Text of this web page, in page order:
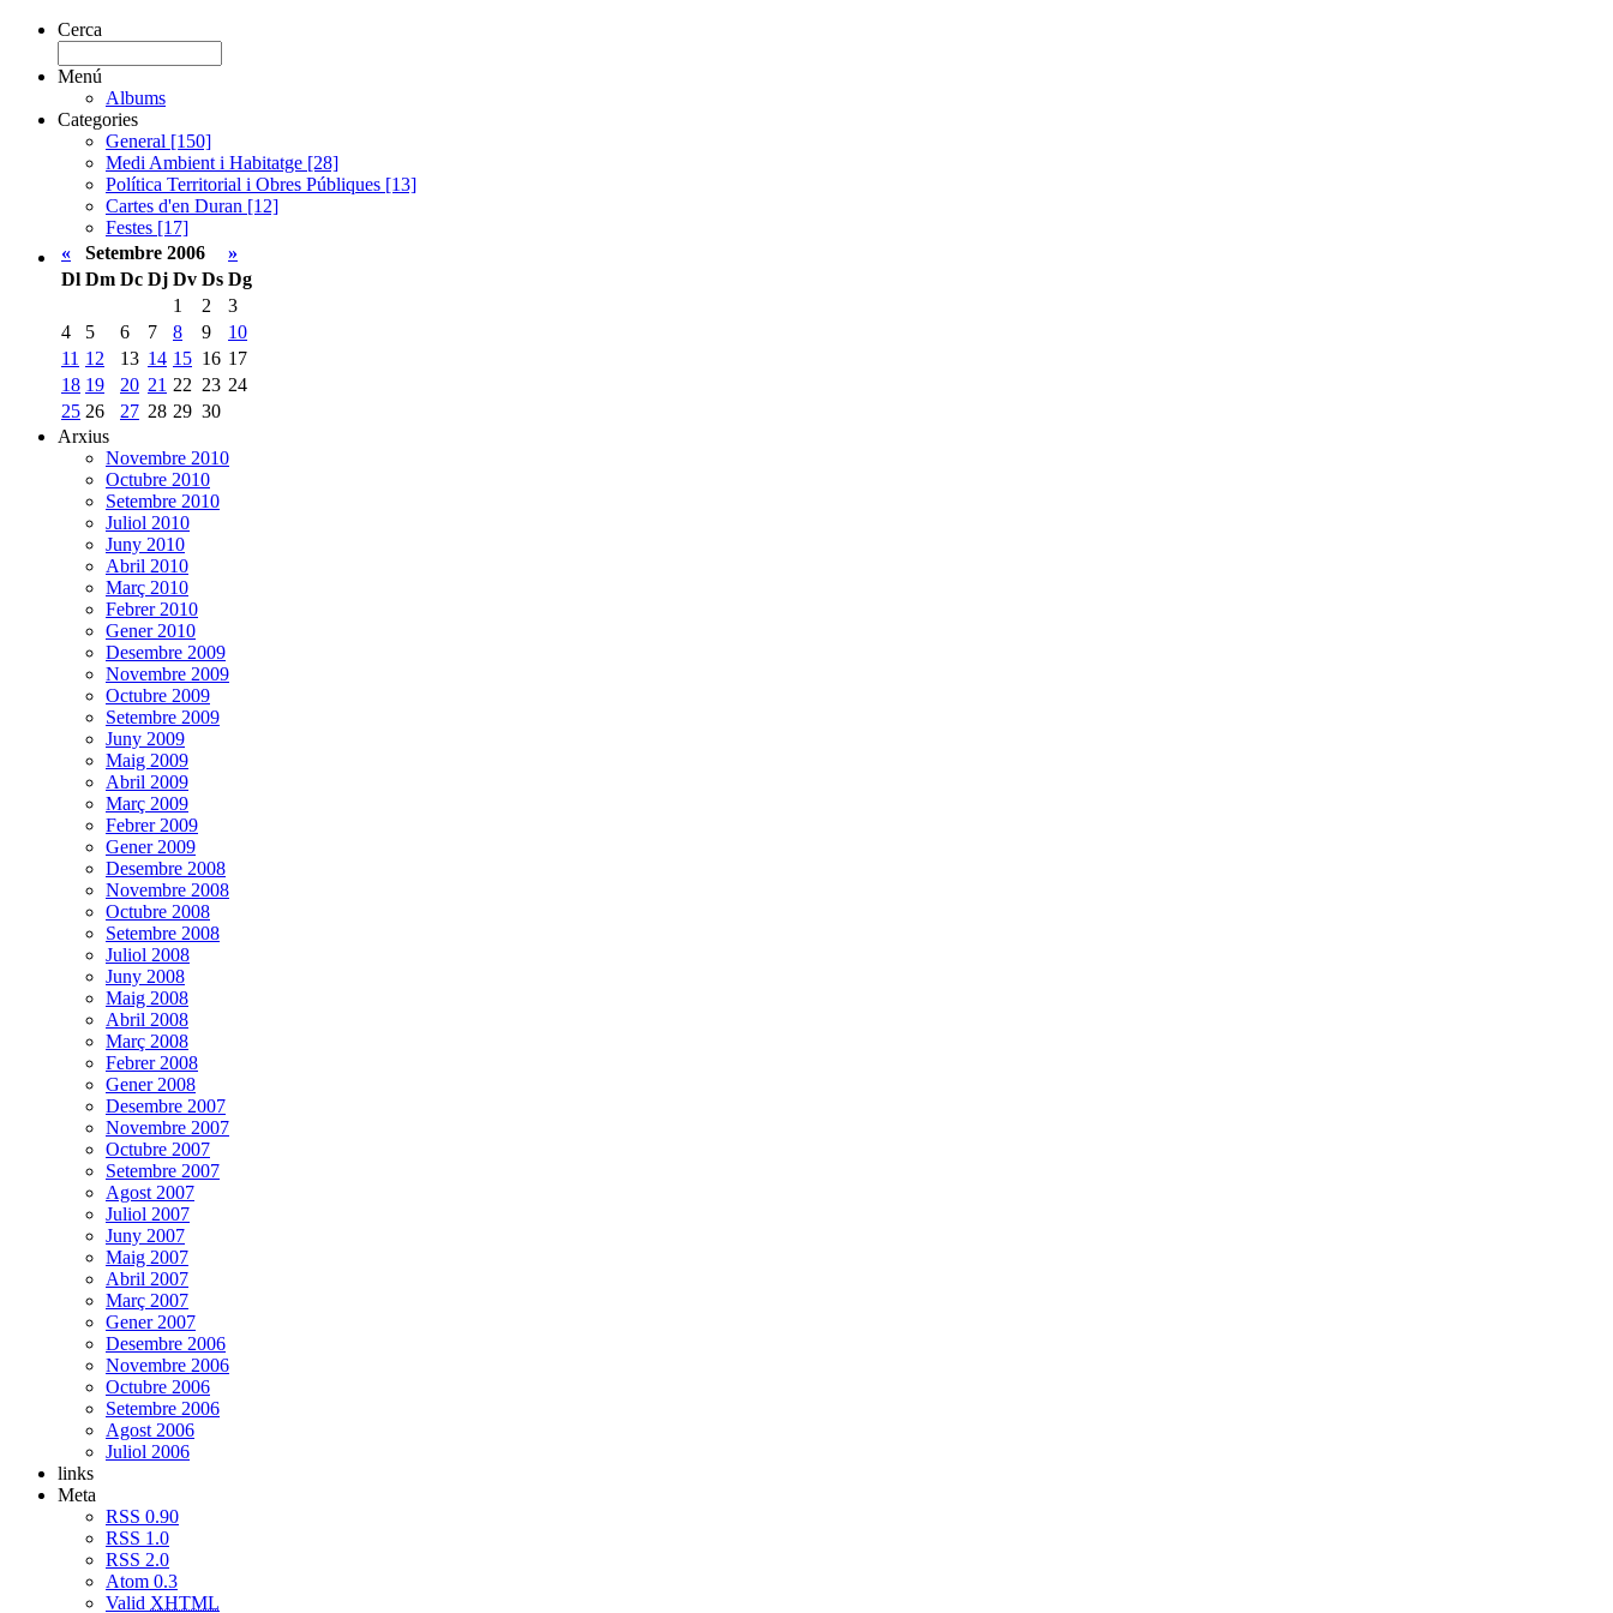
Cerca
Menú
Albums
Categories
General [150]
Medi Ambient i Habitatge [28]
Política Territorial i Obres Públiques [13]
Cartes d'en Duran [12]
Festes [17]
«
Setembre 2006
»
Dl Dm Dc Dj Dv Ds Dg
1
2
3
4
5 6 7 8 9
10
11 12 13 14 15 16 17
18 19 20 21 22 23 24
25 26 27 28 29 30
Arxius
Novembre 2010
Octubre 2010
Setembre 2010
Juliol 2010
Juny 2010
Abril 2010
Març 2010
Febrer 2010
Gener 2010
Desembre 2009
Novembre 2009
Octubre 2009
Setembre 2009
Juny 2009
Maig 2009
Abril 2009
Març 2009
Febrer 2009
Gener 2009
Desembre 2008
Novembre 2008
Octubre 2008
Setembre 2008
Juliol 2008
Juny 2008
Maig 2008
Abril 2008
Març 2008
Febrer 2008
Gener 2008
Desembre 2007
Novembre 2007
Octubre 2007
Setembre 2007
Agost 2007
Juliol 2007
Juny 2007
Maig 2007
Abril 2007
Març 2007
Gener 2007
Desembre 2006
Novembre 2006
Octubre 2006
Setembre 2006
Agost 2006
Juliol 2006
links
Meta
RSS 0.90
RSS 1.0
RSS 2.0
Atom 0.3
Valid XHTML